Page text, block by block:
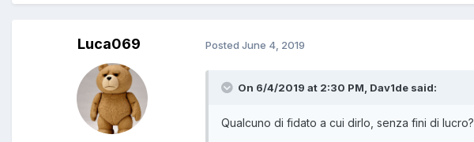
Luca069 Posted June 4, 2019
On 6/4/2019 at 2:30 PM, Dav1de said:
Qualcuno di fidato a cui dirlo, senza fini di lucro?